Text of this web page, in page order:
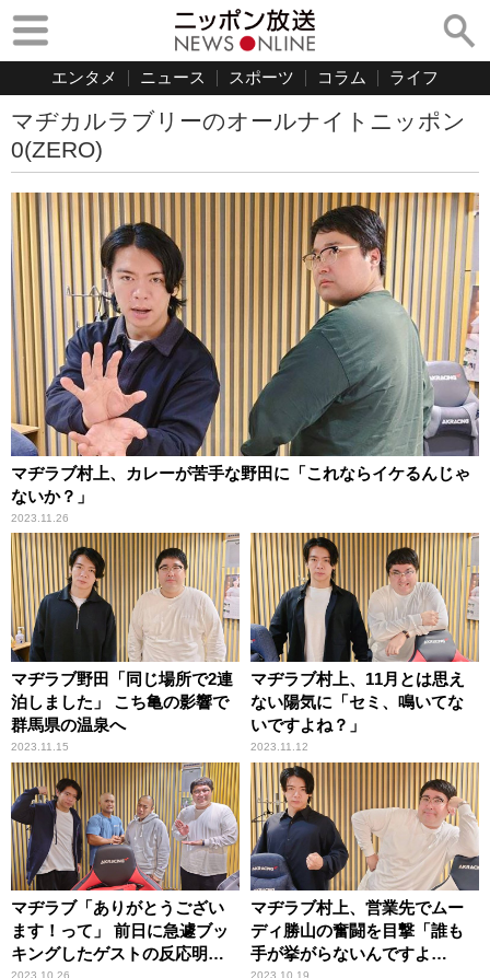
エンタメ ニュース スポーツ コラム ライフ
マヂカルラブリーのオールナイトニッポン
0(ZERO)
マヂラブ村上、カレーが苦手な野田に「これならイケるんじゃ
ないか？」
2023.11.26
マヂラブ野田「同じ場所で2連
泊しました」 こち亀の影響で
群馬県の温泉へ
2023.11.15
マヂラブ村上、11月とは思え
ない陽気に「セミ、鳴いてな
いですよね？」
2023.11.12
マヂラブ「ありがとうござい
ます！って」 前日に急遽ブッ
キングしたゲストの反応明か
2023.10.26
マヂラブ村上、営業先でムー
ディ勝山の奮闘を目撃「誰も
手が挙がらないんですよ
2023.10.19